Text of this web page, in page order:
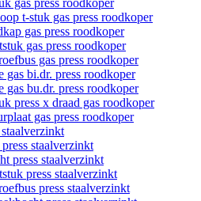
gas press roodkoper
t-stuk gas press roodkoper
gas press roodkoper
gas press roodkoper
gas press roodkoper
gas bi.dr. press roodkoper
gas bu.dr. press roodkoper
press x draad gas roodkoper
gas press roodkoper
staalverzinkt
press staalverzinkt
press staalverzinkt
press staalverzinkt